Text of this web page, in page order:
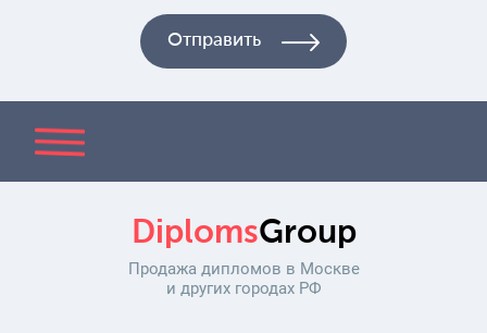
DiplomsGroup
Продажа дипломов в Москве
и других городах РФ